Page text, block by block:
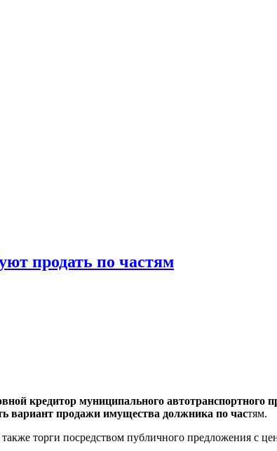
продать по частям
кредитор муниципального автотранспортного
вариант продажи имущества должника по частям.
торги посредством публичного предложения с